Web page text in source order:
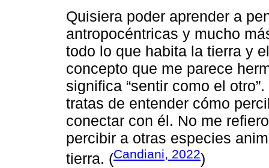
Quisiera poder aprender a
antropocéntricas y mucho
todo lo que habita la tierra y
concepto que me parece
significa “sentir como el
tratas de entender cómo
conectar con él. No me
percibir a otras especies
tierra. (Candiani, 2022)